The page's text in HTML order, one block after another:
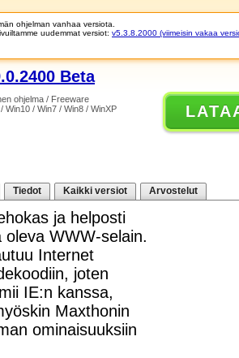
ohjelman vanhaa versiota.
uudemmat versiot: v5.3.8.2000 (viimeisin vakaa
Beta
ohjelma / Freeware
Win10 / Win7 / Win8 / WinXP
Tiedot Kaikki versiot Arvostelut
ja helposti
oleva WWW-selain.
Internet
joten
IE:n kanssa,
Maxthonin
ominaisuuksiin